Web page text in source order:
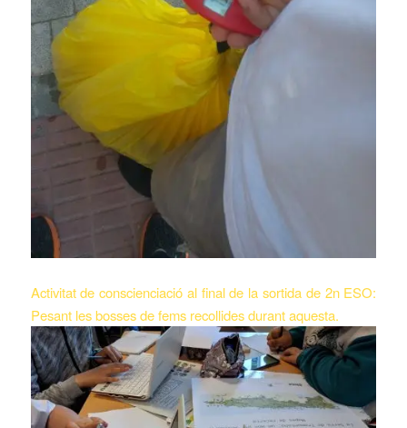
Activitat de conscienciació al final de la sortida de 2n ESO:
Pesant les bosses de fems recollides durant aquesta.